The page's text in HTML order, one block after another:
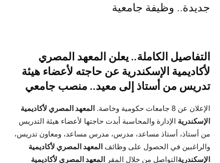
جديدة.. وظيفة جامعية
التفاصيل الكاملة.. يعلن المعهد المصري
لأكاديمية الإسكندرية عن حاجته لأعضاء هيئة
تدريس من أستاذ إلى معيد.. منصب جامعي
الإعلان عن 8 جامعات حكومية وخاصة.
المعهد المصري لأكاديمية
الإسكندرية الإدارة والمحاسبة أبدت حاجتها لأعضاء هيئة التدريس
من أستاذ، أستاذ مساعد، مدرس، مدرس مساعد، ومعاون تدريس،
والراغبين في الحصول على وظائف المعهد المصري لأكاديمية
الإسكندريةالتواصل من خلال المقر
المعهد المصري لأكاديمية